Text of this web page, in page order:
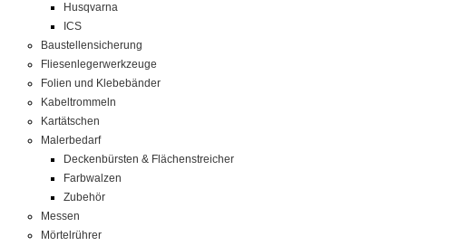
Husqvarna
ICS
Baustellensicherung
Fliesenlegerwerkzeuge
Folien und Klebebänder
Kabeltrommeln
Kartätschen
Malerbedarf
Deckenbürsten & Flächenstreicher
Farbwalzen
Zubehör
Messen
Mörtelrührer